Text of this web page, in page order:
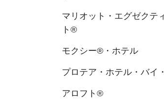
マリオット・エグゼクテ
ト®
モクシー®・ホテル
プロテア・ホテル・バイ
アロフト®